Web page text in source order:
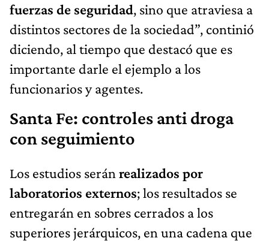
fuerzas de seguridad, sino que atraviesa a
distintos sectores de la sociedad”, continió
diciendo, al tiempo que destacó que es
importante darle el ejemplo a los
funcionarios y agentes.
Santa Fe: controles anti droga
con seguimiento
Los estudios serán realizados por
laboratorios externos; los resultados se
entregarán en sobres cerrados a los
superiores jerárquicos, en una cadena que